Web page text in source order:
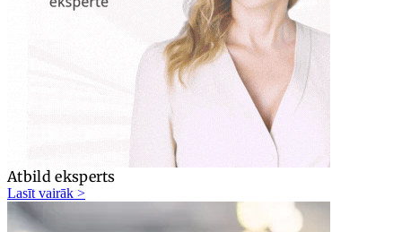
Atbild eksperts
Lasīt vairāk >